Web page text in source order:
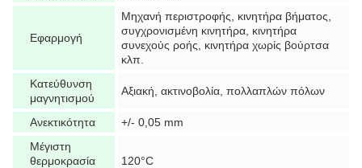
Εφαρμογή
Μηχανή περιστροφής, κινητήρα βήματος,
συγχρονισμένη κινητήρα, κινητήρα
συνεχούς ροής, κινητήρα χωρίς βούρτσα
κλπ.
Κατεύθυνση
μαγνητισμού
Αξιακή, ακτινοβολία, πολλαπλών πόλων
Ανεκτικότητα
+/- 0,05 mm
Μέγιστη
θερμοκρασία
120°C